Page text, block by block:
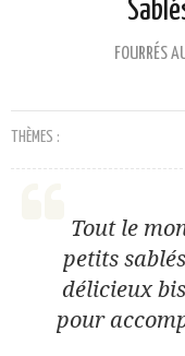
FOURRÉS
THÈMES :
Tout le
petits
délicieux
pour